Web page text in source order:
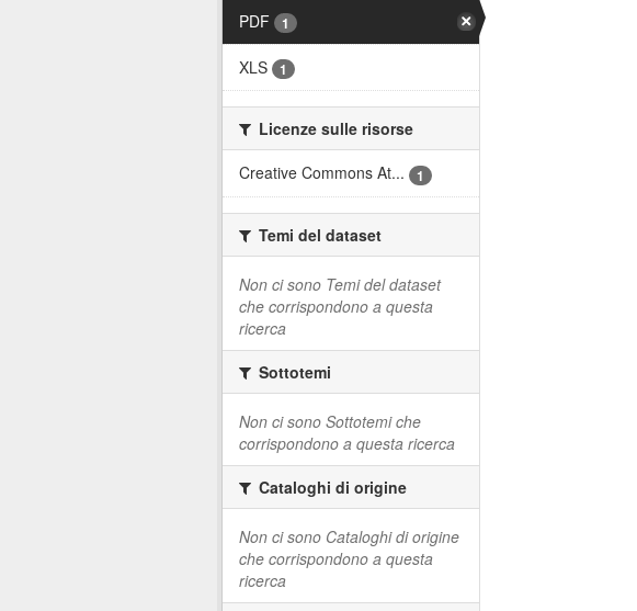
PDF
1
XLS 1
Licenze sulle risorse
Creative Commons At...
1
Temi del dataset
Non ci sono Temi del dataset
che corrispondono a questa
ricerca
Sottotemi
Non ci sono Sottotemi che
corrispondono a questa ricerca
Cataloghi di origine
Non ci sono Cataloghi di origine
che corrispondono a questa
ricerca